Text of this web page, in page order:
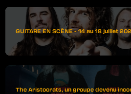
GUITARE EN SCÈNE - 14 au 18 juillet
The Aristocrats, un groupe devenu